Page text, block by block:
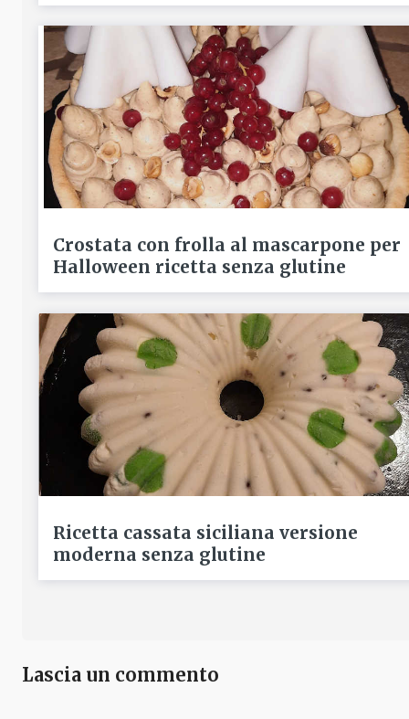
Crostata con frolla al mascarpone per
Halloween ricetta senza glutine
Ricetta cassata siciliana versione
moderna senza glutine
Lascia un commento